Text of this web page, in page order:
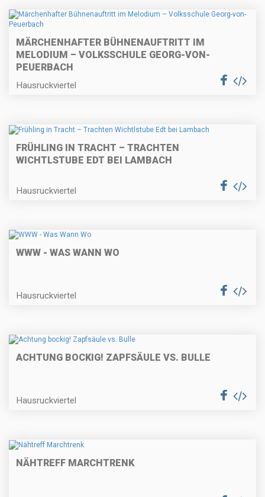
MÄRCHENHAFTER BÜHNENAUFTRITT IM
MELODIUM – VOLKSSCHULE GEORG-VON-
PEUERBACH
Hausruckviertel
FRÜHLING IN TRACHT – TRACHTEN
WICHTLSTUBE EDT BEI LAMBACH
Hausruckviertel
WWW - WAS WANN WO
Hausruckviertel
ACHTUNG BOCKIG! ZAPFSÄULE VS. BULLE
Hausruckviertel
NÄHTREFF MARCHTRENK